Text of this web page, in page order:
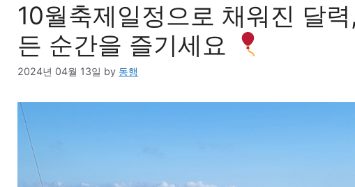
10월축제일정으로 채워진 달
든 순간을 즐기세요
2024년 04월 13일 by 동행